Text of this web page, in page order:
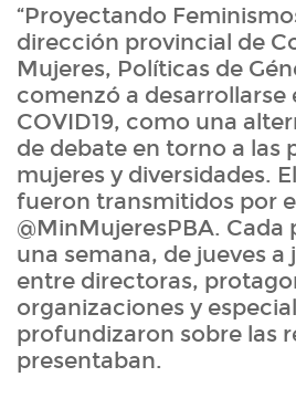
“Proyectando
dirección provincial de
Mujeres, Políticas de
comenzó a desarrollarse
COVID19, como una
de debate en torno a las
mujeres y diversidades.
fueron transmitidos por
@MinMujeresPBA.
una semana, de jueves
entre directoras,
organizaciones y
profundizaron sobre las
presentaban.